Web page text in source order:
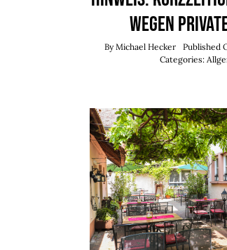
wegen
ByMichael Hecker
Published
Categories: